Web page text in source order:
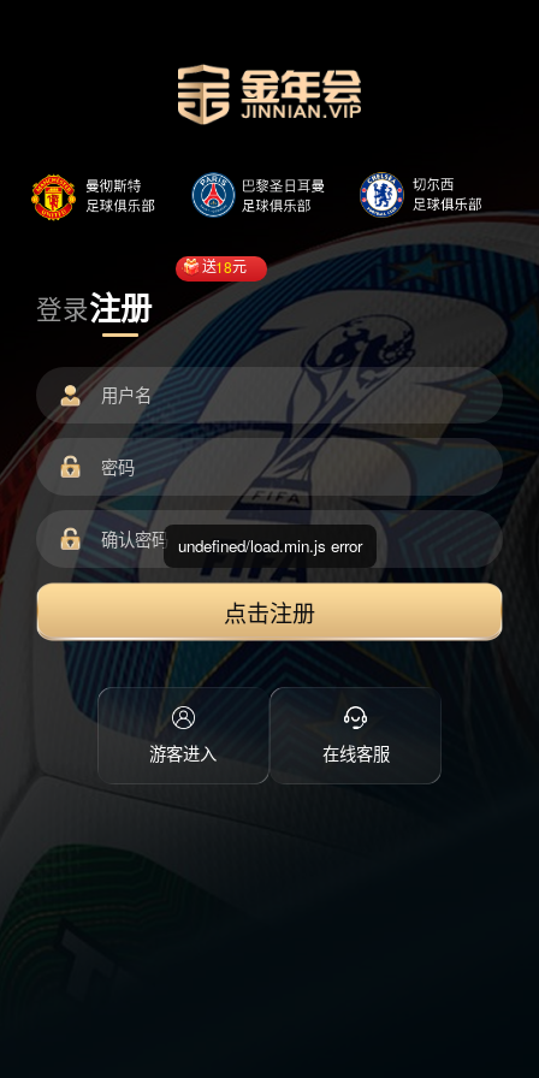
登录注册
送18元
点击注册
游客进入 在线客服
undefined/load.min.js error